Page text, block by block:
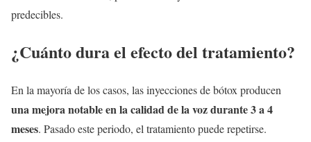
predecibles.
¿Cuánto dura el efecto del tratamiento?
En la mayoría de los casos, las inyecciones de bótox producen
una mejora notable en la calidad de la voz durante 3 a 4
meses. Pasado este periodo, el tratamiento puede repetirse.